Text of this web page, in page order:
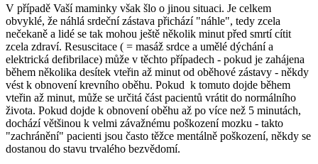
V případě Vaší maminky však šlo o jinou situaci. Je celkem
obvyklé, že náhlá srdeční zástava přichází "náhle", tedy zcela
nečekaně a lidé se tak mohou ještě několik minut před smrtí cítit
zcela zdraví. Resuscitace ( = masáž srdce a umělé dýchání a
elektrická defibrilace) může v těchto případech - pokud je zahájena
během několika desítek vteřin až minut od oběhové zástavy - někdy
vést k obnovení krevního oběhu. Pokud k tomuto dojde během
vteřin až minut, může se určitá část pacientů vrátit do normálního
života. Pokud dojde k obnovení oběhu až po více než 5 minutách,
dochází většinou k velmi závažnému poškození mozku - takto
"zachránění" pacienti jsou často těžce mentálně poškození, někdy se
dostanou do stavu trvalého bezvědomí.